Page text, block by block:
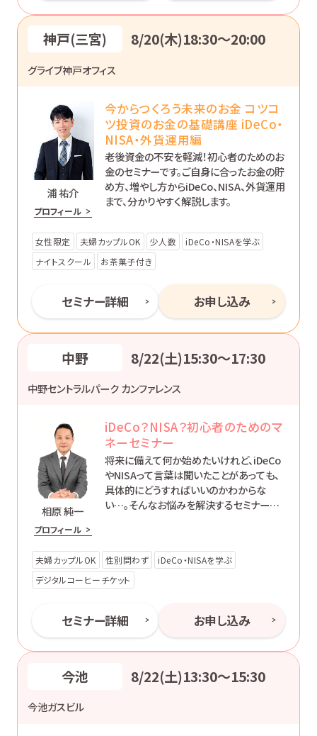
神戸(三宮) 8/20(木)18:30〜20:00
グライブ神戸オフィス
浦 祐介
プロフィール
今からつくろう未来のお金 コツコ
ツ投資のお金の基礎講座 iDeCo・
NISA・外貨運用編
老後資金の不安を軽減！初心者のためのお
金のセミナーです。ご自身に合ったお金の貯
め方、増やし方からiDeCo、NISA、外貨運用
まで、分かりやすく解説します。
女性限定 夫婦カップルOK 少人数
iDeCo・NISAを学ぶ
ナイトスクール
お茶菓子付き
セミナー詳細 お申し込み
中野 8/22(土)15:30〜17:30
中野セントラルパーク カンファレンス
相原 純一
プロフィール
iDeCo？NISA？初心者のためのマ
ネーセミナー
将来に備えて何か始めたいけれど、iDeCo
やNISAって言葉は聞いたことがあっても、
具体的にどうすればいいのかわからな
い…。そんなお悩みを解決するセミナーで
夫婦カップルOK 性別問わず
iDeCo・NISAを学ぶ
デジタルコーヒーチケット
セミナー詳細 お申し込み
今池 8/22(土)13:30〜15:30
今池ガスビル